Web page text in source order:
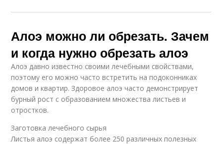
Алоэ можно ли обрезать. Зачем
и когда нужно обрезать алоэ
Алоэ давно известно своими лечебными свойствами,
поэтому его можно часто встретить на подоконниках
домов и квартир. Здоровое алоэ часто демонстрирует
бурный рост с образованием множества листьев и
отростков.
Заготовка лечебного сырья
Листья алоэ содержат более 250 различных полезных